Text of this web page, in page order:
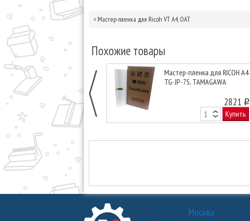
< Мастер-пленка для Ricoh VT A4, OAT
Похожие товары
Мастер-пленка для RICOH А4
TG-JP-7S, TAMAGAWA
2821 o
Купить
Москва